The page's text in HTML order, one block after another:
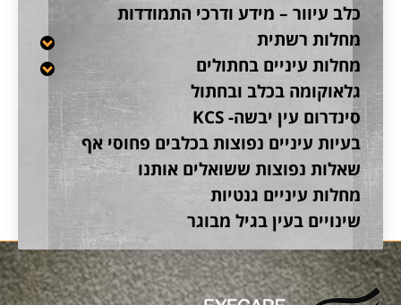
כלב עיוור – מידע ודרכי התמודדות
מחלות רשתית
מחלות עיניים בחתולים
גלאוקומה בכלב ובחתול
סינדרום עין יבשה- KCS
בעיות עיניים נפוצות בכלבים פחוסי אף
שאלות נפוצות ששואלים אותנו
מחלות עיניים גנטיות
שינויים בעין בגיל מבוגר